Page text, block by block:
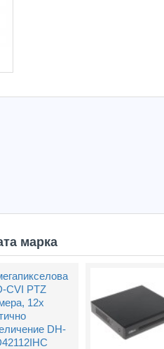
Wi-Tek
O(V2)
рутер
(133.77лв.)
марка
CVI PTZ
12х
DH-